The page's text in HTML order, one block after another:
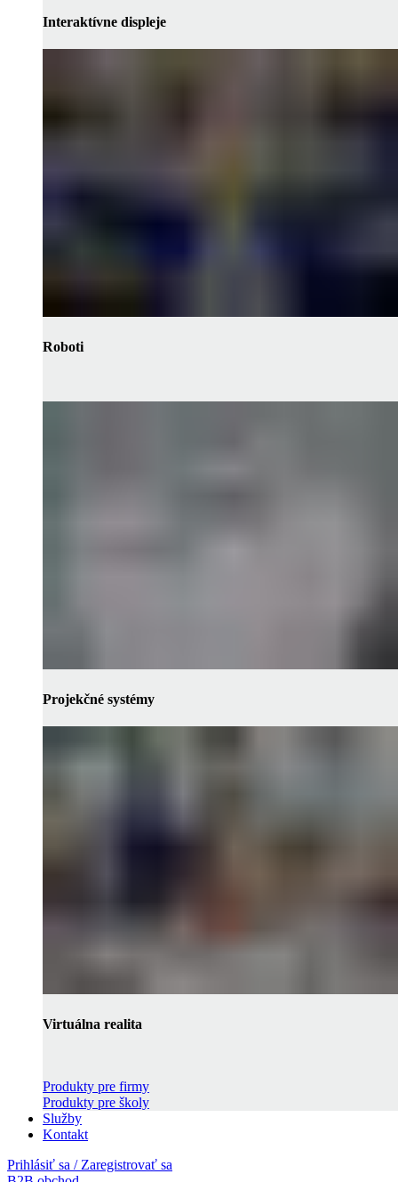
Interaktívne displeje
Roboti
Projekčné systémy
Virtuálna realita
Produkty pre firmy
Produkty pre školy
Služby
Kontakt
Prihlásiť sa / Zaregistrovať sa